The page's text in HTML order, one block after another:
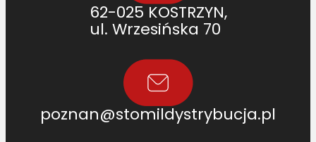
62-025 KOSTRZYN,
ul. Wrzesińska 70
poznan@stomildystrybucja.pl